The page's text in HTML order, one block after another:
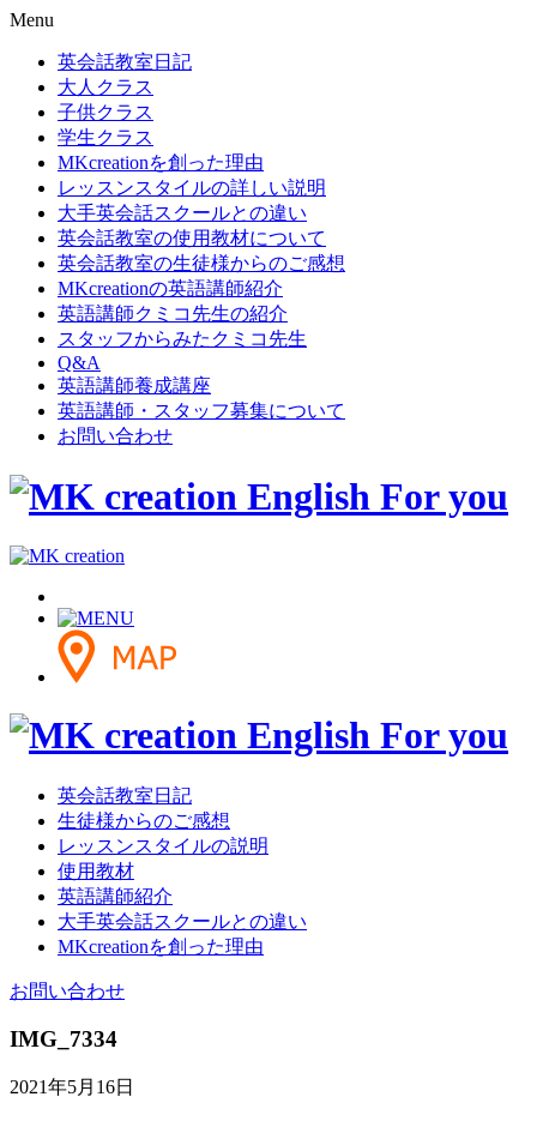
Menu
英会話教室日記
大人クラス
子供クラス
学生クラス
MKcreationを創った理由
レッスンスタイルの詳しい説明
大手英会話スクールとの違い
英会話教室の使用教材について
英会話教室の生徒様からのご感想
MKcreationの英語講師紹介
英語講師クミコ先生の紹介
スタッフからみたクミコ先生
Q&A
英語講師養成講座
英語講師・スタッフ募集について
お問い合わせ
英会話教室日記
生徒様からのご感想
レッスンスタイルの説明
使用教材
英語講師紹介
大手英会話スクールとの違い
MKcreationを創った理由
お問い合わせ
IMG_7334
2021年5月16日